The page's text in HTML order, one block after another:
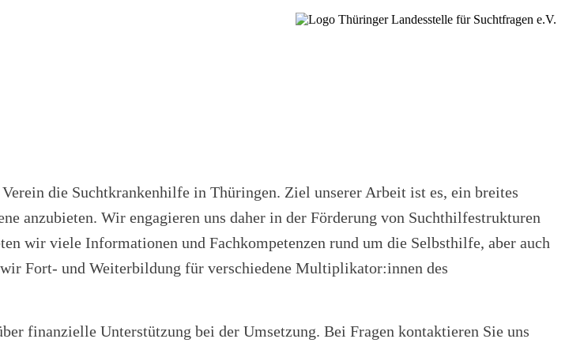
die Suchtkrankenhilfe in Thüringen. Ziel unserer Arbeit ist es, ein breites
anzubieten. Wir engagieren uns daher in der Förderung von Suchthilfestrukturen
wir viele Informationen und Fachkompetenzen rund um die Selbsthilfe, aber auch
Fort- und Weiterbildung für verschiedene Multiplikator:innen des
finanzielle Unterstützung bei der Umsetzung. Bei Fragen kontaktieren Sie uns